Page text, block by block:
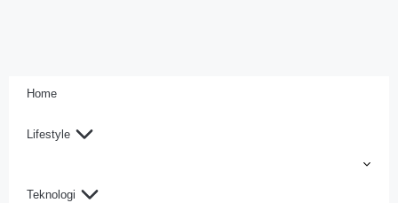
Home
Lifestyle
Teknologi